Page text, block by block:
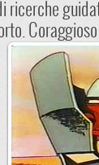
ricerche